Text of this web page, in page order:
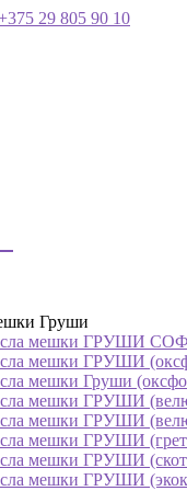
29 805 90 10
Груши
мешки ГРУШИ
мешки ГРУШИ
мешки Груши
мешки ГРУШИ
мешки ГРУШИ
мешки ГРУШИ
мешки ГРУШИ
мешки ГРУШИ